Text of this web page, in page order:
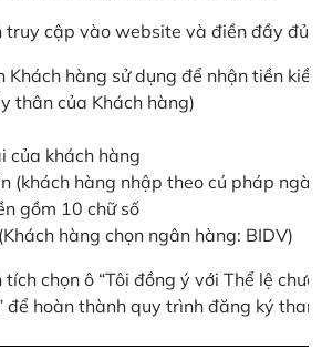
truy cập vào website và điền đầy đủ
Khách hàng sử dụng để nhận tiền
thân của Khách hàng)
của khách hàng
(khách hàng nhập theo cú pháp
gồm 10 chữ số
hàng chọn ngân hàng: BIDV)
tích chọn ô “Tôi đồng ý với Thể lệ
để hoàn thành quy trình đăng ký